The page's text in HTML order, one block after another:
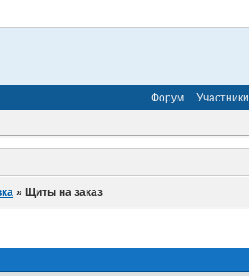
Форум Участники
»Щиты на заказ